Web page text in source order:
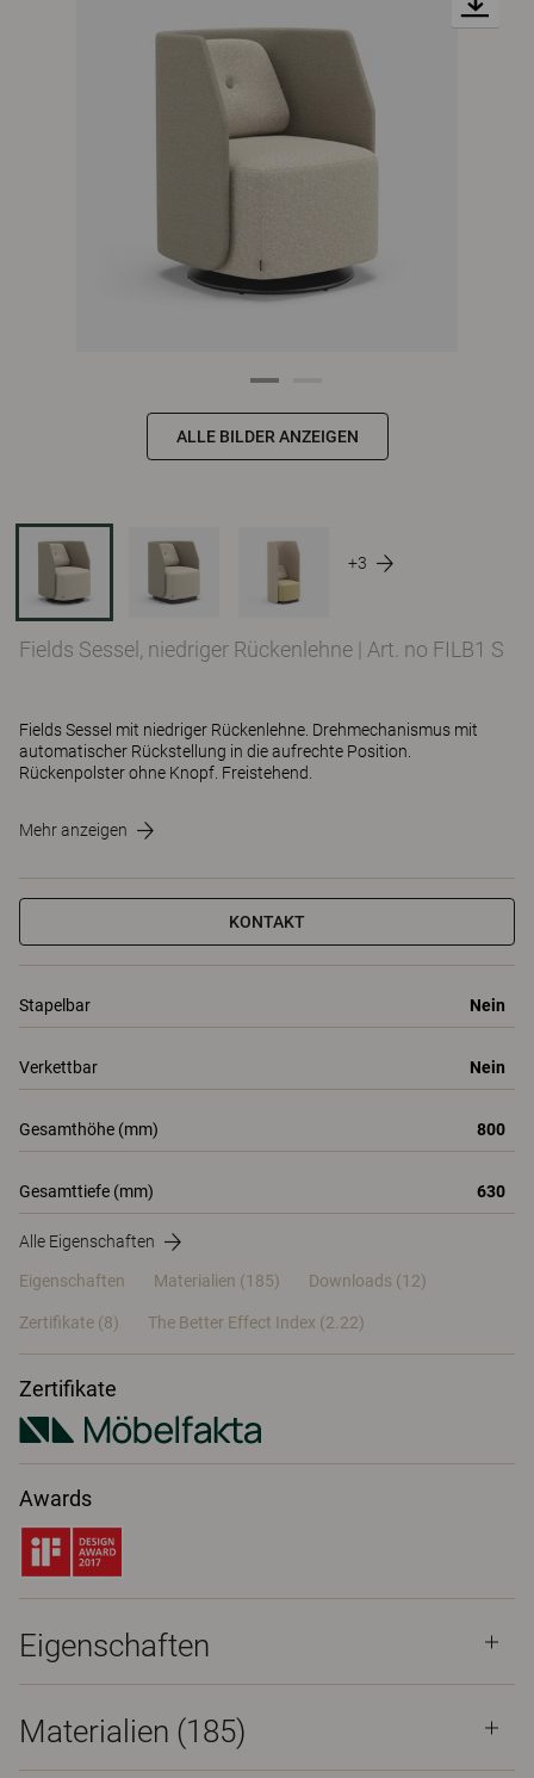
ALLE BILDER ANZEIGEN
+3
Fields Sessel, niedriger Rückenlehne | Art. no FILB1 S
Fields Sessel mit niedriger Rückenlehne. Drehmechanismus mit
automatischer Rückstellung in die aufrechte Position.
Rückenpolster ohne Knopf. Freistehend.
Mehr anzeigen
KONTAKT
Stapelbar Nein
Verkettbar Nein
Gesamthöhe (mm) 800
Gesamttiefe (mm) 630
Alle Eigenschaften
Eigenschaften Materialien (185) Downloads (12)
Zertifikate (8) The Better Effect Index (2.22)
Zertifikate
Awards
Eigenschaften
Materialien (185)